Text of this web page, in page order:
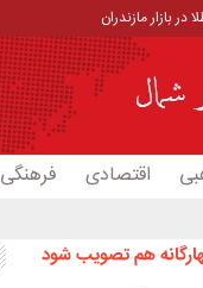
بازار مازندران
اقتصادی فرهنگی
هم تصویب شود